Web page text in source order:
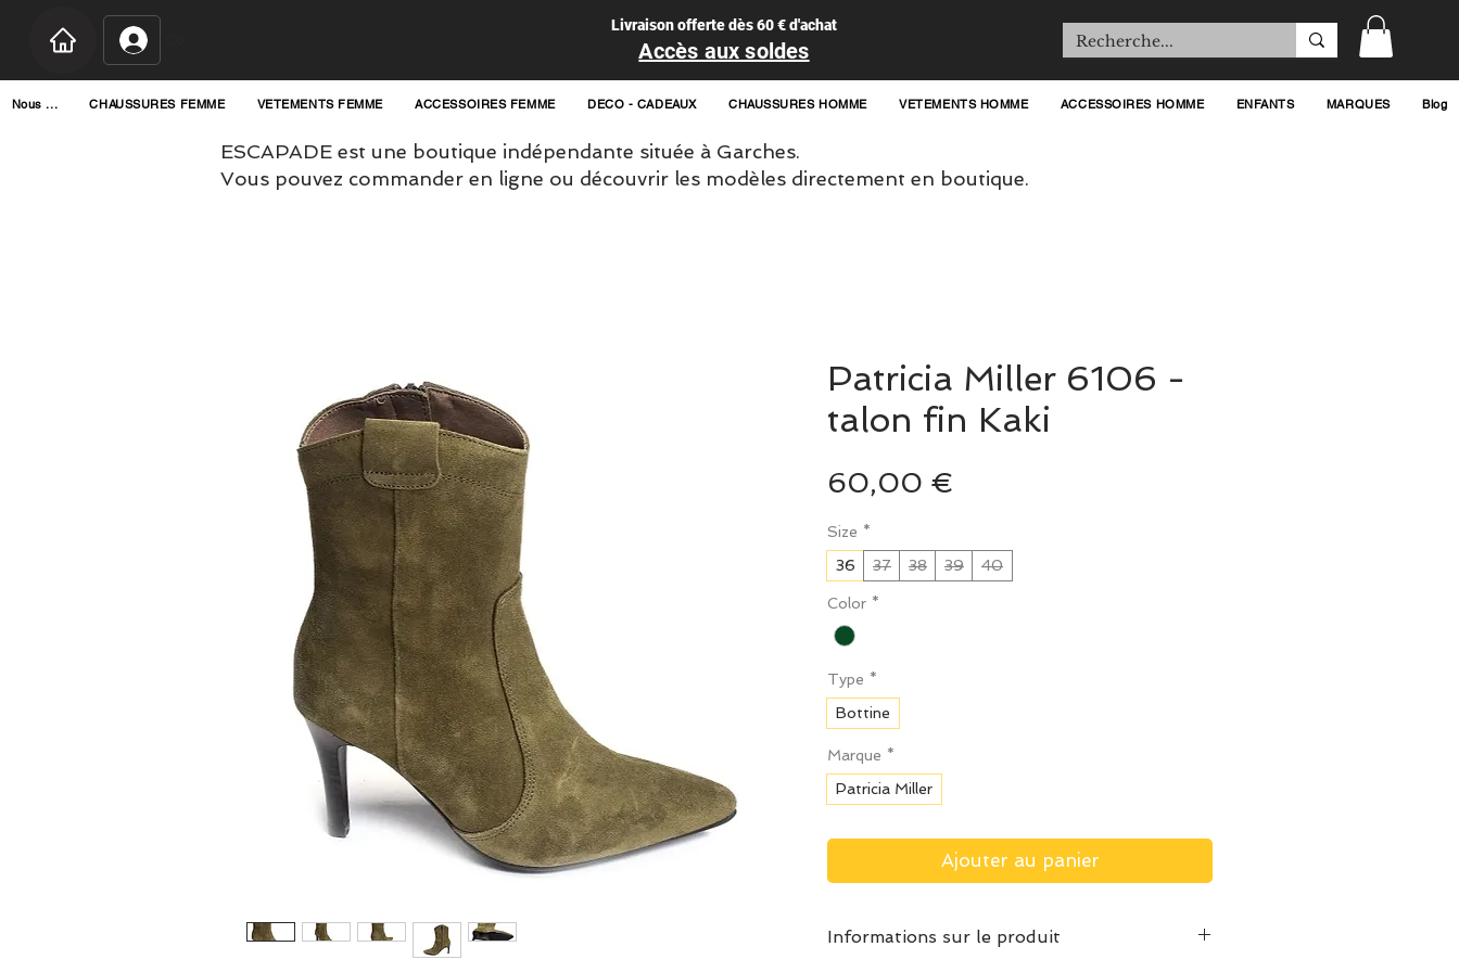
Livraison offerte dès 60 € d'achat
Accès aux soldes
Nous ... CHAUSSURES FEMME VETEMENTS FEMME ACCESSOIRES FEMME DECO - CADEAUX CHAUSSURES HOMME VETEMENTS HOMME ACCESSOIRES HOMME ENFANTS MARQUES Blog
ESCAPADE est une boutique indépendante située à Garches.
Vous pouvez commander en ligne ou découvrir les modèles directement en boutique.
Patricia Miller 6106 -
talon fin Kaki
60,00 €
Size *
36
37 38 39 40
Color *
Type *
Bottine
Marque *
Patricia Miller
Ajouter au panier
Informations sur le produit